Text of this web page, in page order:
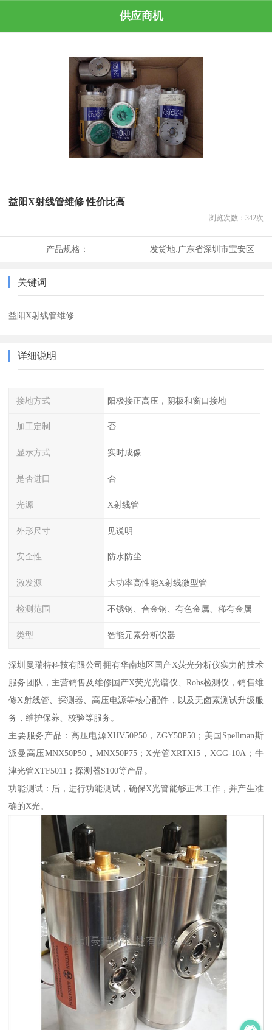
供应商机
益阳X射线管维修 性价比高
浏览次数： 342次
产品规格： 发货地:广东省深圳市宝安区
关键词
益阳X射线管维修
详细说明
接地方式 阳极接正高压，阴极和窗口接地
加工定制 否
显示方式 实时成像
是否进口 否
光源 X射线管
外形尺寸 见说明
安全性 防水防尘
激发源 大功率高性能X射线微型管
检测范围 不锈钢、合金钢、有色金属、稀有金属
类型 智能元素分析仪器
深圳曼瑞特科技有限公司拥有华南地区国产X荧光分析仪实力的技术
服务团队，主营销售及维修国产X荧光光谱仪、Rohs检测仪，销售维
修X射线管、探测器、高压电源等核心配件，以及无卤素测试升级服
务，维护保养、校验等服务。
主要服务产品：高压电源XHV50P50，ZGY50P50；美国Spellman斯
派曼高压MNX50P50，MNX50P75；X光管XRTXI5，XGG-10A；牛
津光管XTF5011；探测器S100等产品。
功能测试：后，进行功能测试，确保X光管能够正常工作，并产生准
确的X光。